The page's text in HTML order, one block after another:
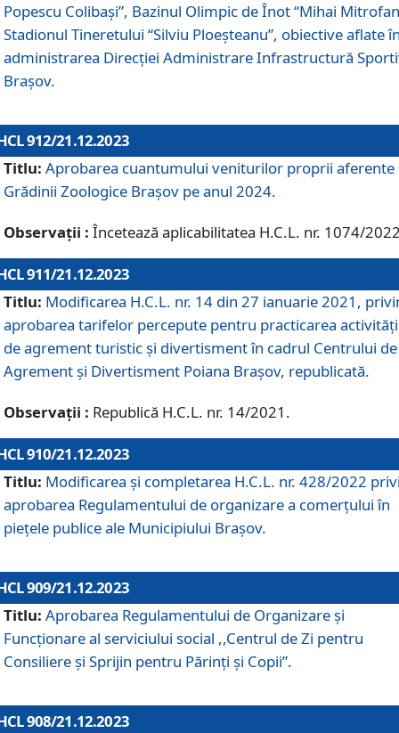
Popescu Colibași”, Bazinul Olimpic de Înot “Mihai
Stadionul Tineretului “Silviu Ploeșteanu”, obiective aflate
administrarea Direcției Administrare Infrastructură
Brașov.
912/21.12.2023
Titlu: Aprobarea cuantumului veniturilor proprii aferente
Grădinii Zoologice Braşov pe anul 2024.
Observații : Încetează aplicabilitatea H.C.L. nr. 1074/
911/21.12.2023
Titlu: Modificarea H.C.L. nr. 14 din 27 ianuarie 2021,
aprobarea tarifelor percepute pentru practicarea
de agrement turistic și divertisment în cadrul Centrului de
Agrement și Divertisment Poiana Brașov, republicată.
Observații : Republică H.C.L. nr. 14/2021.
910/21.12.2023
Titlu: Modificarea și completarea H.C.L. nr. 428/2022
aprobarea Regulamentului de organizare a comerțului în
piețele publice ale Municipiului Braşov.
909/21.12.2023
Titlu: Aprobarea Regulamentului de Organizare și
Funcționare al serviciului social ,,Centrul de Zi pentru
Consiliere şi Sprijin pentru Părinţi şi Copii”.
908/21.12.2023